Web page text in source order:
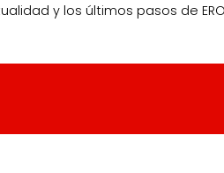
y los últimos pasos de